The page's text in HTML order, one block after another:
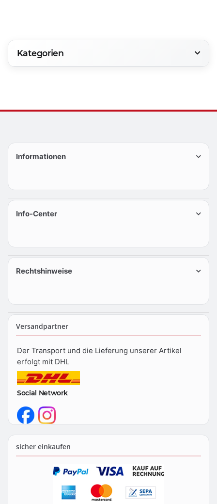
Kategorien
Informationen
Info-Center
Rechtshinweise
Versandpartner
Der Transport und die Lieferung unserer Artikel
erfolgt mit DHL
Social Network
sicher einkaufen